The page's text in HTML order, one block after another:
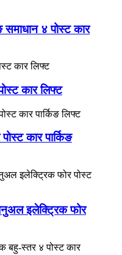
समाधान ४ पोस्ट कार
कार लिफ्ट
कार पार्किङ
इलेक्ट्रिक फोर